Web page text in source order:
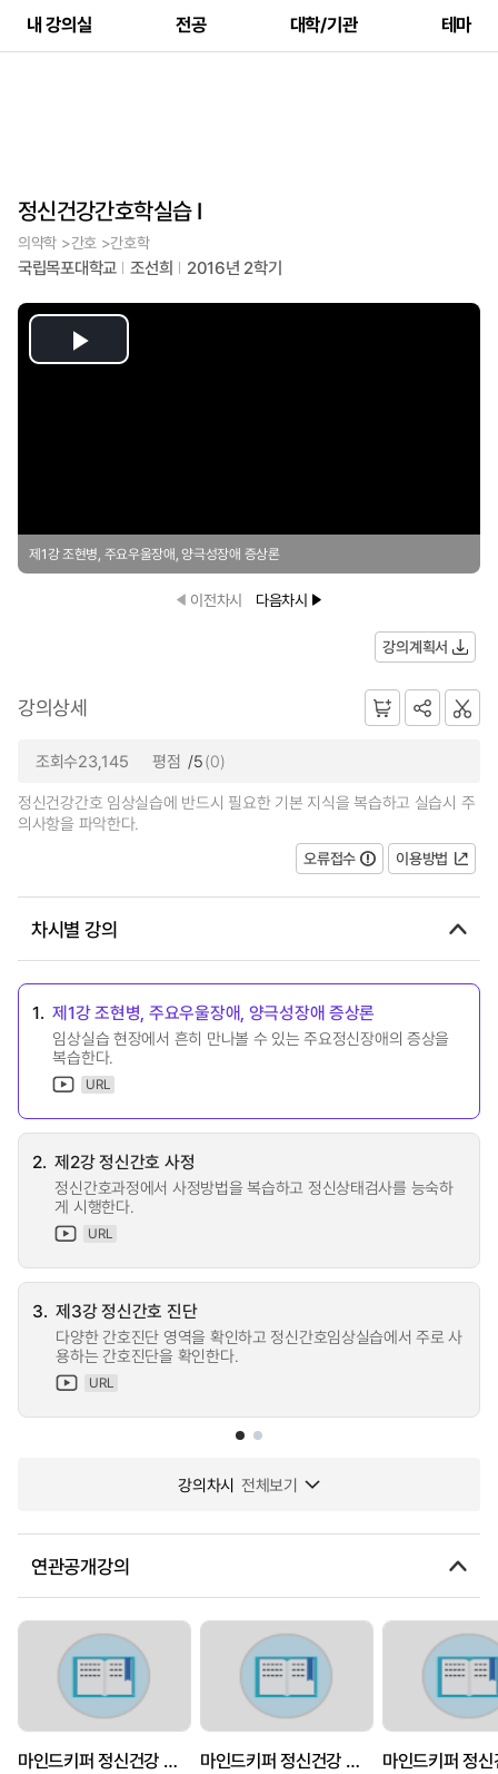
내 강의실 전공 대학/기관 테마
정신건강간호학실습 I
의약학 >간호 >간호학
국립목포대학교 조선희 2016년 2학기
Play
제1강 조현병, 주요우울장애, 양극성장애 증상론
이전차시 다음차시
강의계획서
강의상세
조회수23,145 평점 /5(0)
정신건강간호 임상실습에 반드시 필요한 기본 지식을 복습하고 실습시 주
의사항을 파악한다.
오류접수
이용방법
차시별 강의
1. 제1강 조현병, 주요우울장애, 양극성장애 증상론
임상실습 현장에서 흔히 만나볼 수 있는 주요정신장애의 증상을
복습한다.
URL
2. 제2강 정신간호 사정
정신간호과정에서 사정방법을 복습하고 정신상태검사를 능숙하
게 시행한다.
URL
3. 제3강 정신간호 진단
다양한 간호진단 영역을 확인하고 정신간호임상실습에서 주로 사
용하는 간호진단을 확인한다.
URL
강의차시 전체보기
연관공개강의
마인드키퍼 정신건강 초기단기 개입과정 마인드키퍼 정신건강 초기단기 개입과정